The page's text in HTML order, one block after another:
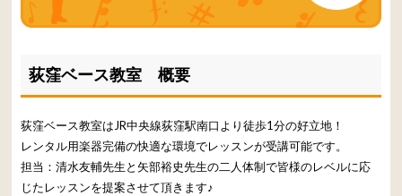
荻窪ベース教室 概要
荻窪ベース教室はJR中央線荻窪駅南口より徒歩1分の好立地！
レンタル用楽器完備の快適な環境でレッスンが受講可能です。
担当：清水友輔先生と矢部裕史先生の二人体制で皆様のレベルに応
じたレッスンを提案させて頂きます♪